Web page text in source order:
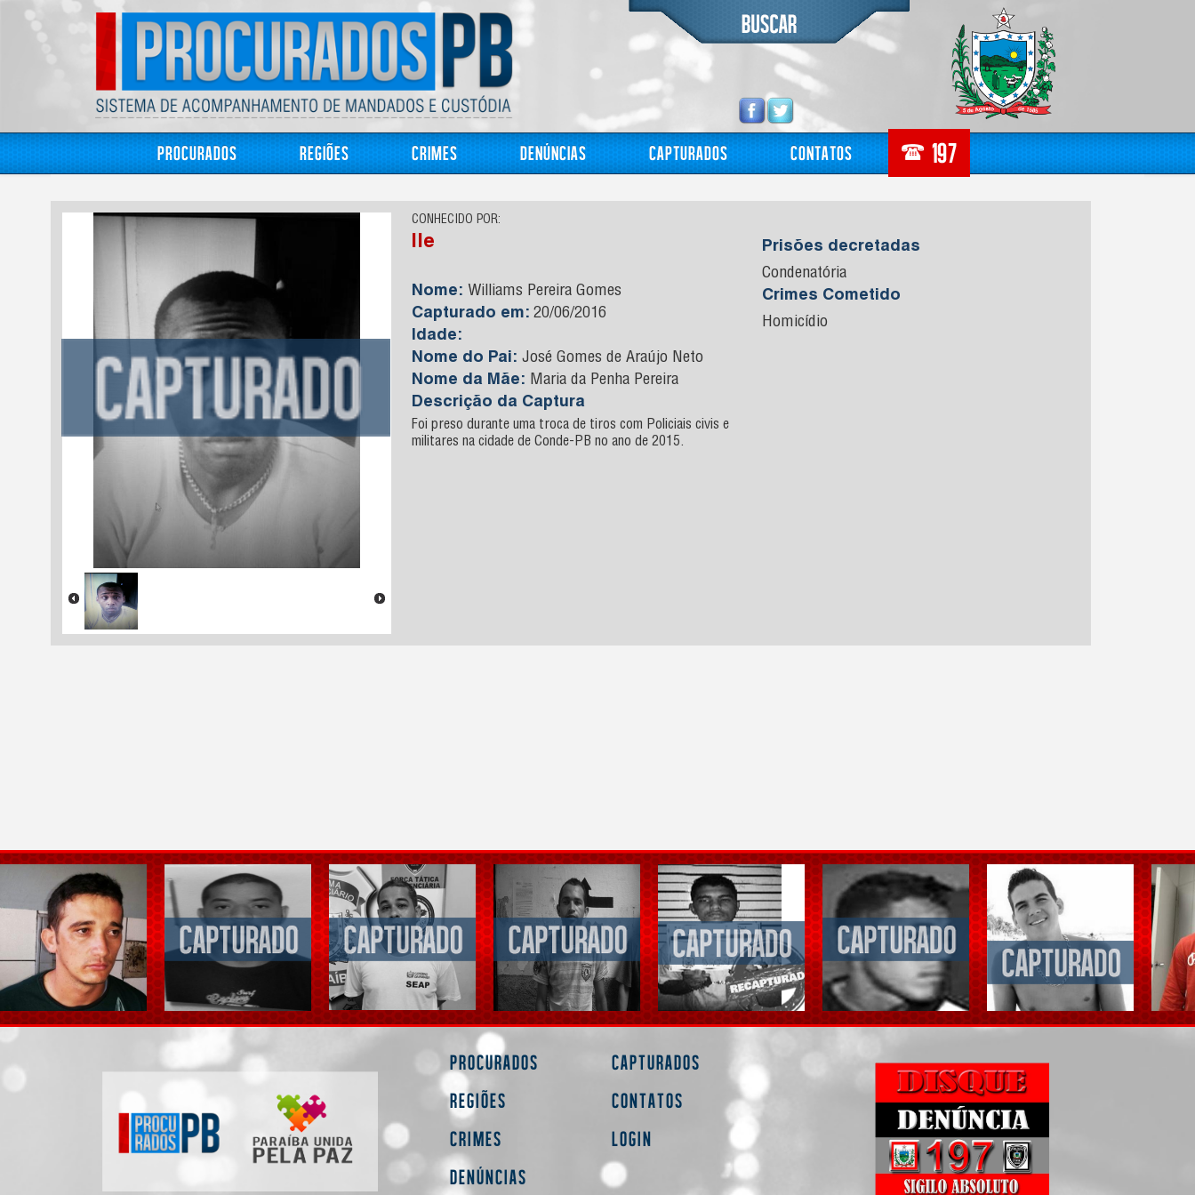
Procurados Regiões Crimes Denúncias Capturados Contatos
CONHECIDO POR:
Ile
Nome: Williams Pereira Gomes
Capturado em: 20/06/2016
Idade:
Nome do Pai: José Gomes de Araújo Neto
Nome da Mãe: Maria da Penha Pereira
Descrição da Captura
Foi preso durante uma troca de tiros com Policiais civis e
militares na cidade de Conde-PB no ano de 2015.
Prisões decretadas
Condenatória
Crimes Cometido
Homicídio
Procurados
Regiões
Crimes
Denúncias
Capturados
Contatos
Login